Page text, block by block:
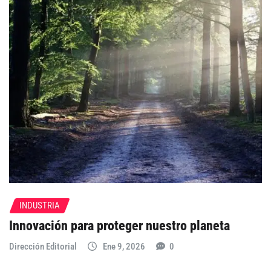
INDUSTRIA
Innovación para proteger nuestro planeta
Dirección Editorial Ene 9, 2026 0